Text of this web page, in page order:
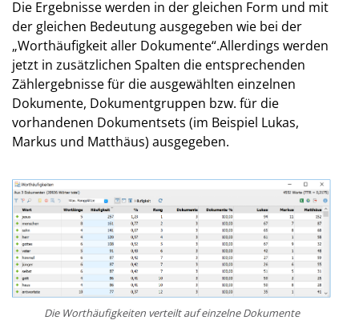
Die Ergebnisse werden in der gleichen Form und mit
der gleichen Bedeutung ausgegeben wie bei der
„Worthäufigkeit aller Dokumente“.Allerdings werden
jetzt in zusätzlichen Spalten die entsprechenden
Zählergebnisse für die ausgewählten einzelnen
Dokumente, Dokumentgruppen bzw. für die
vorhandenen Dokumentsets (im Beispiel Lukas,
Markus und Matthäus) ausgegeben.
Die Worthäufigkeiten verteilt auf einzelne Dokumente